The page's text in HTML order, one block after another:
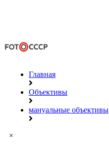
Главная
Объективы
мануальные объективы
×